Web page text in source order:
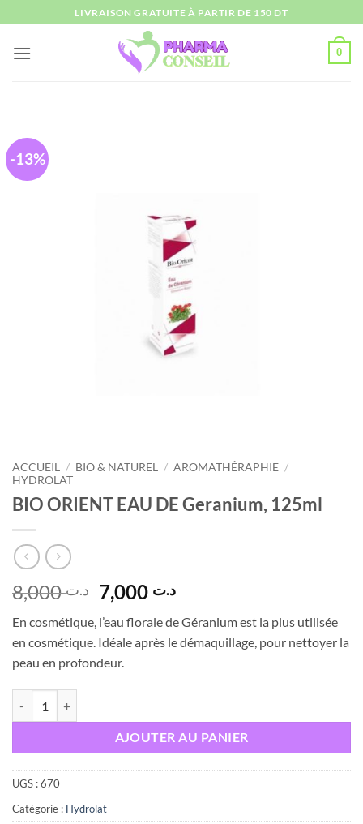
au
contenu
LIVRAISON GRATUITE À PARTIR DE 150 DT
0
-13%
ACCUEIL / BIO & NATUREL / AROMATHÉRAPHIE /
HYDROLAT
BIO ORIENT EAU DE Geranium, 125ml
د.ت8,000
Le
prix
initial
était :
د.تLe
actuel
est :
En cosmétique, l’eau florale de Géranium est la plus utilisée
en cosmétique. Idéale après le démaquillage, pour nettoyer la
peau en profondeur.
AJOUTER AU PANIER
UGS :670
Catégorie : Hydrolat